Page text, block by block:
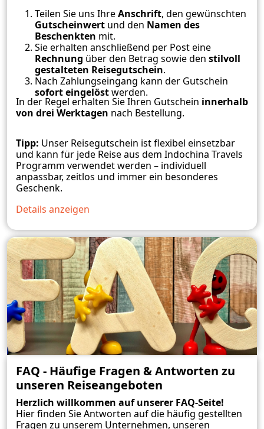
Teilen Sie uns IhreAnschrift , den gewünschten
Gutscheinwert und den Namen des
Beschenkten mit.
Sie erhalten anschließend per Post eine
Rechnung über den Betrag sowie den stilvoll
gestalteten Reisegutschein.
Nach Zahlungseingang kann der Gutschein
sofort eingelöstwerden.
In der Regel erhalten Sie Ihren Gutschein innerhalb
von drei Werktagen nach Bestellung.
Tipp: Unser Reisegutschein ist flexibel einsetzbar
und kann für jede Reise aus dem Indochina Travels
Programm verwendet werden – individuell
anpassbar, zeitlos und immer ein besonderes
Geschenk.
Details anzeigen
FAQ - Häufige Fragen & Antworten zu
unseren Reiseangeboten
Herzlich willkommen auf unserer FAQ-Seite!
Hier finden Sie Antworten auf die häufig gestellten
Fragen zu unserem Unternehmen, unseren